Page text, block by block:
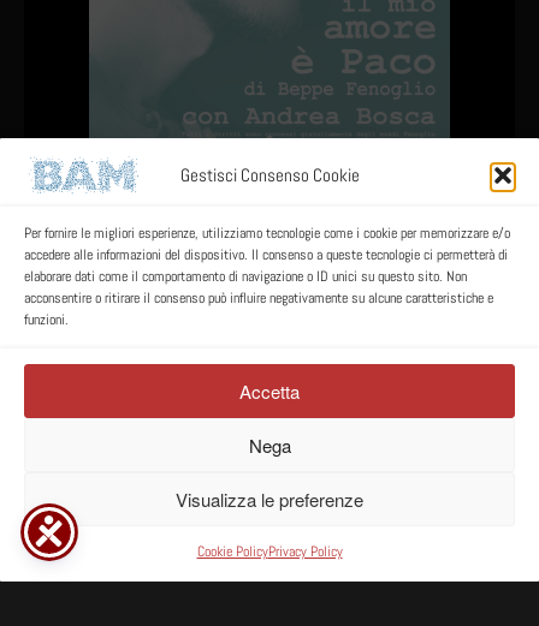
Gestisci Consenso Cookie
Per fornire le migliori esperienze, utilizziamo tecnologie come i cookie per memorizzare e/o
accedere alle informazioni del dispositivo. Il consenso a queste tecnologie ci permetterà di
elaborare dati come il comportamento di navigazione o ID unici su questo sito. Non
acconsentire o ritirare il consenso può influire negativamente su alcune caratteristiche e
funzioni.
Accetta
Nega
Visualizza le preferenze
Cookie PolicyPrivacy Policy
Ma il mio amore è Paco
Progetto speciale
VAI ALLA TOURNÉE
Trasparenza Cookie PolicyPrivacy Policy Newsletter
Web Engine